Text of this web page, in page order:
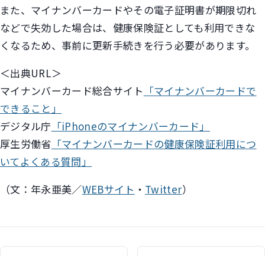
また、マイナンバーカードやその電子証明書が期限切れ
などで失効した場合は、健康保険証としても利用できな
くなるため、事前に更新手続きを行う必要があります。
＜出典URL＞
マイナンバーカード総合サイト 「マイナンバーカードで
できること」
デジタル庁 「iPhoneのマイナンバーカード」
厚生労働省 「マイナンバーカードの健康保険証利用につ
いてよくある質問」
（文：年永亜美／WEBサイト ・ Twitter）